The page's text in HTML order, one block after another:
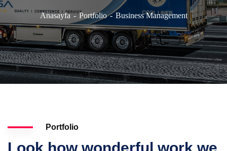
Anasayfa Portfolio Business Management
Portfolio